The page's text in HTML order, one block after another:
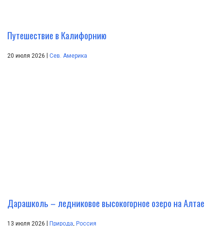
Путешествие в Калифорнию
20 июля 2026 Сев. Америка
Дарашколь – ледниковое высокогорное озеро на Алтае
13 июля 2026 Природа, Россия